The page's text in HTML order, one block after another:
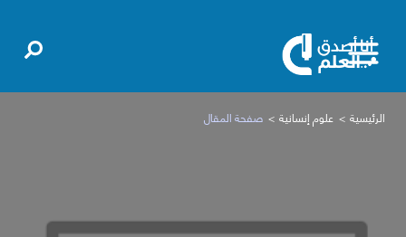
الرئيسية علوم إنسانية صفحة المقال